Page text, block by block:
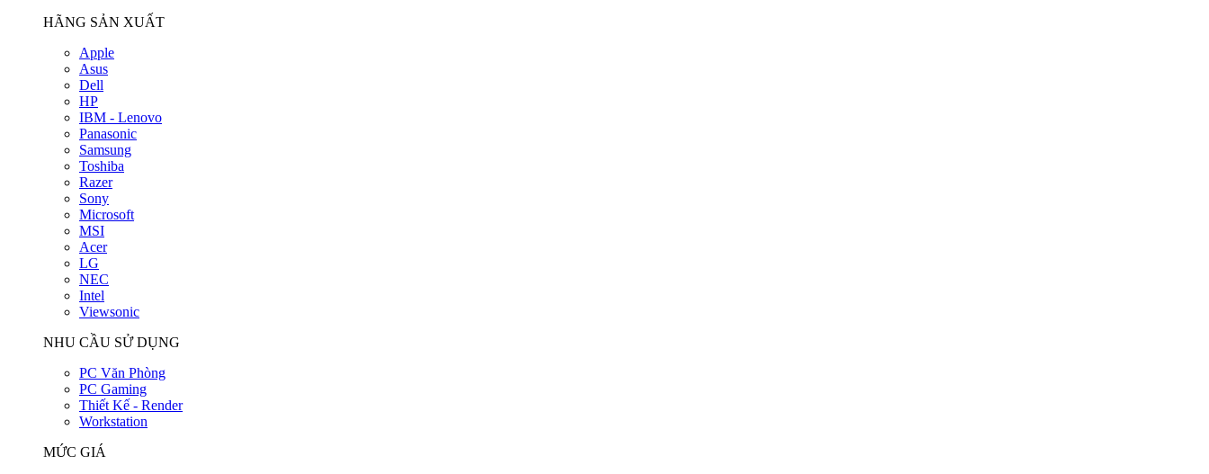
HÃNG SẢN XUẤT
Apple
Asus
Dell
HP
IBM - Lenovo
Panasonic
Samsung
Toshiba
Razer
Sony
Microsoft
MSI
Acer
LG
NEC
Intel
Viewsonic
NHU CẦU SỬ DỤNG
PC Văn Phòng
PC Gaming
Thiết Kế - Render
Workstation
MỨC GIÁ